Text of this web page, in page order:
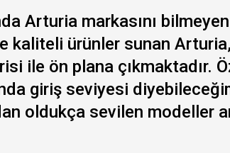
Arturia markasını
kaliteli ürünler sunan
ile ön plana çıkmaktadır.
giriş seviyesi
oldukça sevilen modeller